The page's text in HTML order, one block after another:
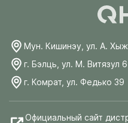
Мун. Кишинэу, ул. А.
г. Бэлць, ул. М. Витязул
г. Комрат, ул. Федько 39
Официальный сайт